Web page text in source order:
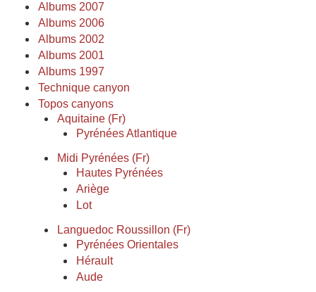
Albums 2007
Albums 2006
Albums 2002
Albums 2001
Albums 1997
Technique canyon
Topos canyons
Aquitaine (Fr)
Pyrénées Atlantique
Midi Pyrénées (Fr)
Hautes Pyrénées
Ariège
Lot
Languedoc Roussillon (Fr)
Pyrénées Orientales
Hérault
Aude